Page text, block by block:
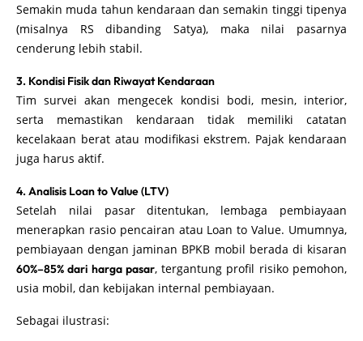
Semakin muda tahun kendaraan dan semakin tinggi tipenya
(misalnya RS dibanding Satya), maka nilai pasarnya
cenderung lebih stabil.
3. Kondisi Fisik dan Riwayat Kendaraan
Tim survei akan mengecek kondisi bodi, mesin, interior,
serta memastikan kendaraan tidak memiliki catatan
kecelakaan berat atau modifikasi ekstrem. Pajak kendaraan
juga harus aktif.
4. Analisis Loan to Value (LTV)
Setelah nilai pasar ditentukan, lembaga pembiayaan
menerapkan rasio pencairan atau Loan to Value. Umumnya,
pembiayaan dengan jaminan BPKB mobil berada di kisaran
60%–85% dari harga pasar, tergantung profil risiko pemohon,
usia mobil, dan kebijakan internal pembiayaan.
Sebagai ilustrasi: